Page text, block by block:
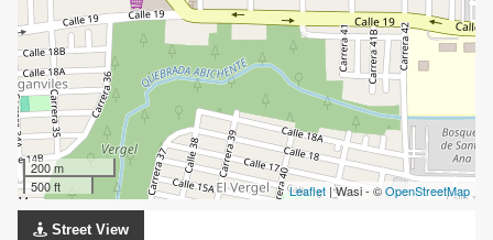
200 m
500 ft
Leaflet | Wasi - ©OpenStreetMap
Street View